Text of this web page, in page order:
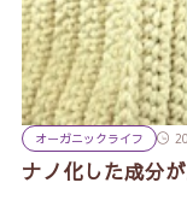
オーガニックライフ
ナノ化した成分